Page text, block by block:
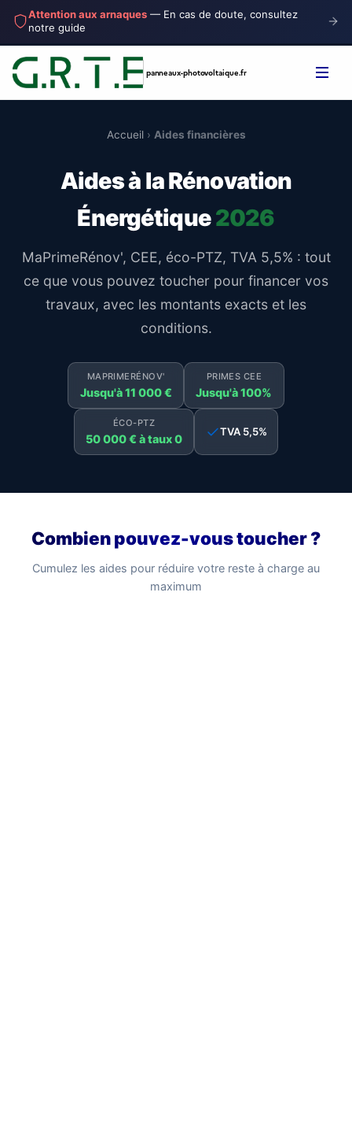
Attention aux arnaques — En cas de doute, consultez
notre guide
panneaux-photovoltaique.fr
Accueil› Aides financières
Aides à la Rénovation
Énergétique2026
MaPrimeRénov', CEE, éco-PTZ, TVA 5,5% : tout
ce que vous pouvez toucher pour financer vos
travaux, avec les montants exacts et les
conditions.
MAPRIMERÉNOV'
Jusqu'à 11 000 €
PRIMES CEE
Jusqu'à 100%
ÉCO-PTZ
50 000 € à taux 0
TVA 5,5%
Combien pouvez-vous toucher ?
Cumulez les aides pour réduire votre reste à charge au
maximum